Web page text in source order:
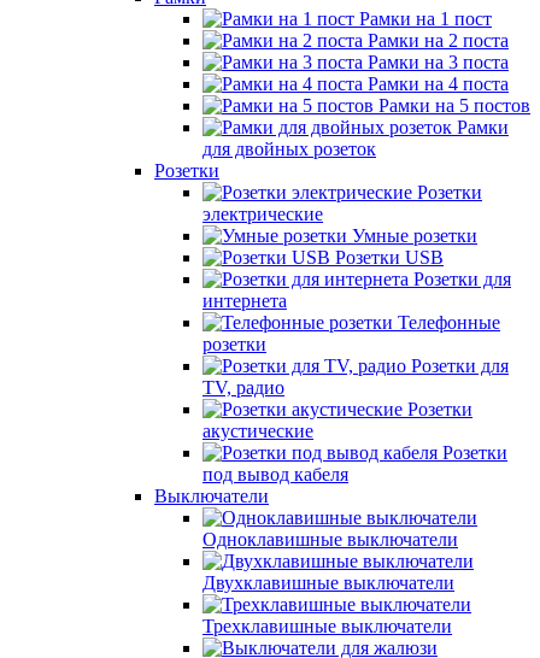
Рамки на 1 пост
Рамки на 2 поста
Рамки на 3 поста
Рамки на 4 поста
Рамки на 5 постов
Рамки
для двойных розеток
Розетки
Розетки
электрические
Умные розетки
Розетки USB
Розетки для
интернета
Телефонные
розетки
Розетки для
TV, радио
Розетки
акустические
Розетки
под вывод кабеля
Выключатели
Одноклавишные выключатели
Двухклавишные выключатели
Трехклавишные выключатели